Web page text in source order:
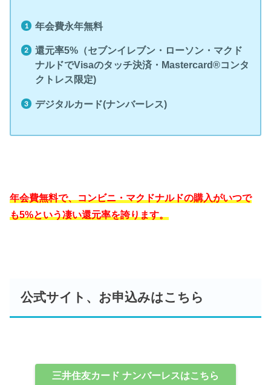
年会費永年無料
還元率5%（セブンイレブン・ローソン・マクド
ナルドでVisaのタッチ決済・Mastercard®コンタ
クトレス限定)
デジタルカード(ナンバーレス)
年会費無料で、コンビニ・マクドナルドの購入がいつで
も5%という凄い還元率を誇ります。
公式サイト、お申込みはこちら
三井住友カード ナンバーレスはこちら